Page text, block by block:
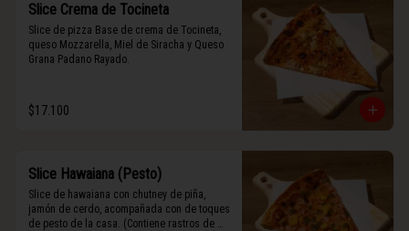
Slice Crema de Tocineta
Slice de pizza Base de crema de Tocineta,
queso Mozzarella, Miel de Siracha y Queso
Grana Padano Rayado.
$17.100
Slice Hawaiana (Pesto)
Slice de hawaiana con chutney de piña,
jamón de cerdo, acompañada con de toques
de pesto de la casa. (Contiene rastros de